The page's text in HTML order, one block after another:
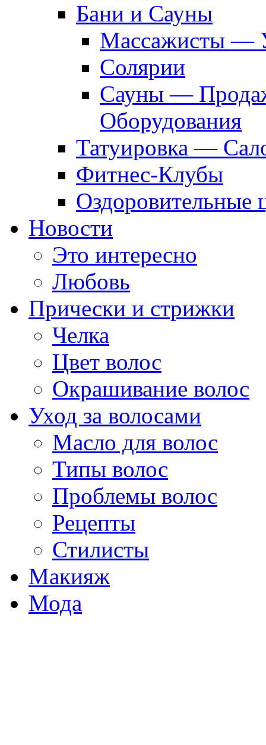
Бани и Сауны
Массажисты —
Солярии
Сауны —
Оборудования
Татуировка —
Фитнес-Клубы
Оздоровительные
Новости
Это интересно
Любовь
Прически и стрижки
Челка
Цвет волос
Окрашивание волос
Уход за волосами
Масло для волос
Типы волос
Проблемы волос
Рецепты
Стилисты
Макияж
Мода